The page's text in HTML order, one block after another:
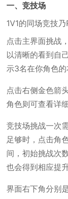
一、竞技场
1V1的同场竞技乃
点击主界面挑战
以清晰的看到自
示3名在你角色的
点击右侧金色箭
角色则可查看详
竞技场挑战一次
足够时，点击角
间，初始挑战次
也会得到相应提升
界面右下角分别